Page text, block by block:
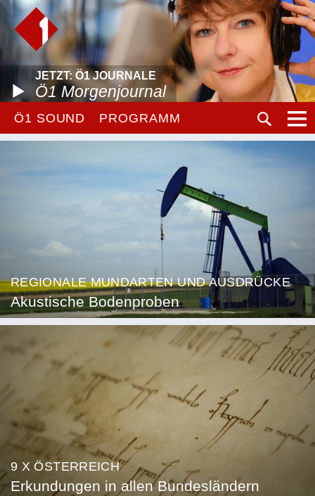
JETZT: Ö1 JOURNALE
Ö1 Morgenjournal
Ö1 SOUND PROGRAMM
REGIONALE MUNDARTEN UND AUSDRÜCKE
Akustische Bodenproben
9 X ÖSTERREICH
Erkundungen in allen Bundesländern